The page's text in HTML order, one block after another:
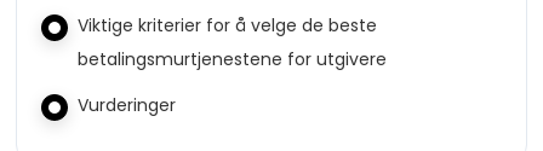
Viktige kriterier for å velge de beste
betalingsmurtjenestene for utgivere
Vurderinger